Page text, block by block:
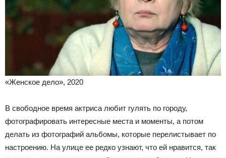
«Женское дело», 2020
В свободное время актриса любит гулять по городу,
фотографировать интересные места и моменты, а потом
делать из фотографий альбомы, которые перелистывает по
настроению. На улице ее редко узнают, что ей нравится, так